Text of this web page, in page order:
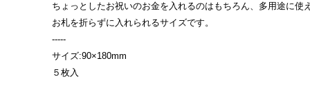
ちょっとしたお祝いのお金を入れるのはもちろん、多用途に使
お札を折らずに入れられるサイズです。
-----
サイズ:90×180mm
５枚入